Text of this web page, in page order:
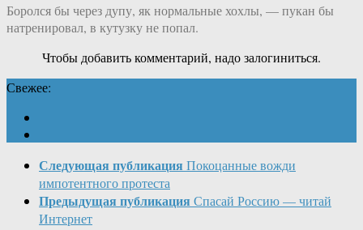
Боролся бы через дупу, як нормальные хохлы, — пукан бы
натренировал, в кутузку не попал.
Чтобы добавить комментарий, надо залогиниться.
Свежее:
Следующая публикация Покоцанные вожди
импотентного протеста
Предыдущая публикация Спасай Россию — читай
Интернет